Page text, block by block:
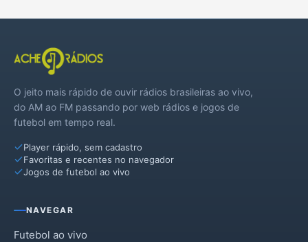
O jeito mais rápido de ouvir rádios brasileiras ao vivo,
do AM ao FM passando por web rádios e jogos de
futebol em tempo real.
Player rápido, sem cadastro
Favoritas e recentes no navegador
Jogos de futebol ao vivo
NAVEGAR
Futebol ao vivo